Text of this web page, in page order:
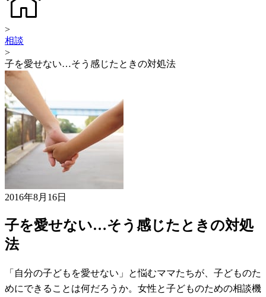
>
相談
>
子を愛せない…そう感じたときの対処法
2016年8月16日
子を愛せない…そう感じたときの対処
法
「自分の子どもを愛せない」と悩むママたちが、子どものた
めにできることは何だろうか。女性と子どものための相談機